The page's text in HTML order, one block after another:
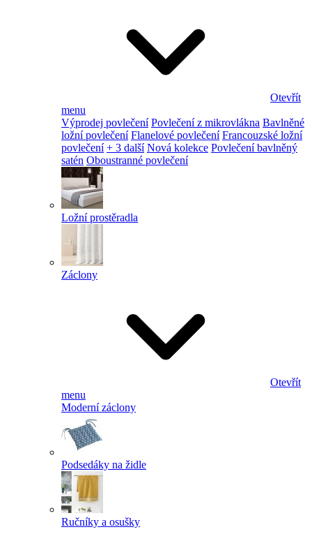
Otevřít
menu
Výprodej povlečení Povlečení z mikrovlákna Bavlněné
ložní povlečení Flanelové povlečení Francouzské ložní
povlečení + 3 další Nová kolekce Povlečení bavlněný
satén Oboustranné povlečení
Ložní prostěradla
Záclony
Otevřít
menu
Moderní záclony
Podsedáky na židle
Ručníky a osušky